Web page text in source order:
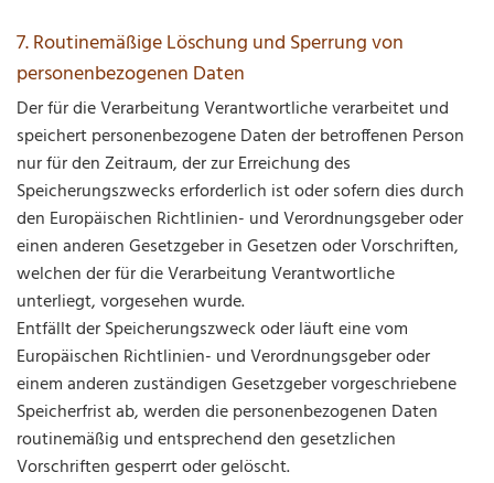
7. Routinemäßige Löschung und Sperrung von
personenbezogenen Daten
Der für die Verarbeitung Verantwortliche verarbeitet und
speichert personenbezogene Daten der betroffenen Person
nur für den Zeitraum, der zur Erreichung des
Speicherungszwecks erforderlich ist oder sofern dies durch
den Europäischen Richtlinien- und Verordnungsgeber oder
einen anderen Gesetzgeber in Gesetzen oder Vorschriften,
welchen der für die Verarbeitung Verantwortliche
unterliegt, vorgesehen wurde.
Entfällt der Speicherungszweck oder läuft eine vom
Europäischen Richtlinien- und Verordnungsgeber oder
einem anderen zuständigen Gesetzgeber vorgeschriebene
Speicherfrist ab, werden die personenbezogenen Daten
routinemäßig und entsprechend den gesetzlichen
Vorschriften gesperrt oder gelöscht.